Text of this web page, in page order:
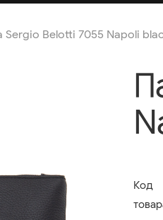
Sergio Belotti 7055 Napoli
Код